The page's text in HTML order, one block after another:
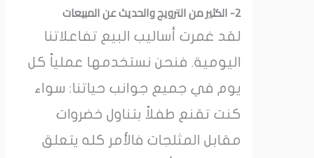
لقد غمرت أساليب البيع تفاعلاتنا
اليومية. فنحن نستخدمها عملياً كل
يوم في جميع جوانب حياتنا: سواء
كنت تقنع طفلاً بتناول خضروات
مقابل المثلجات فالأمر كله يتعلق